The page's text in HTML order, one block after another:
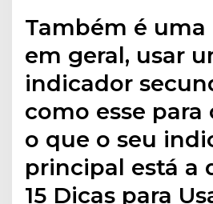
Também é uma
em geral, usar
indicador
como esse
o que o seu
principal está a
15 Dicas para